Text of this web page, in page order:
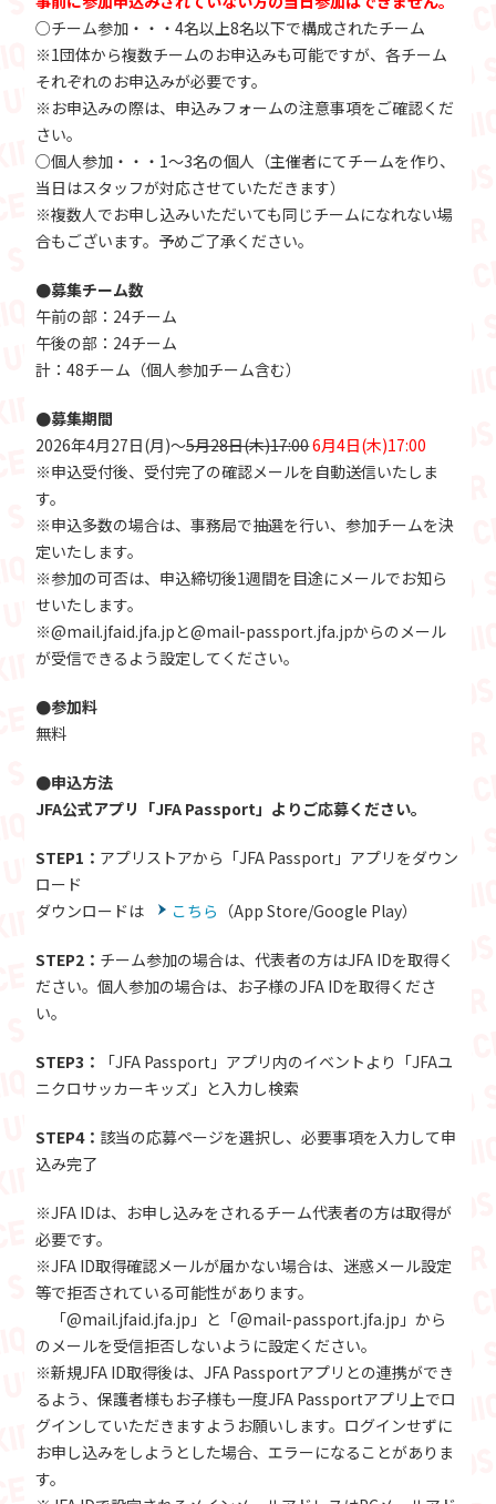
○チーム参加・・・4名以上8名以下で構成されたチーム
※1団体から複数チームのお申込みも可能ですが、各チーム
それぞれのお申込みが必要です。
※お申込みの際は、申込みフォームの注意事項をご確認くだ
さい。
○個人参加・・・1～3名の個人（主催者にてチームを作り、
当日はスタッフが対応させていただきます）
※複数人でお申し込みいただいても同じチームになれない場
合もございます。予めご了承ください。
●募集チーム数
午前の部：24チーム
午後の部：24チーム
計：48チーム（個人参加チーム含む）
●募集期間
2026年4月27日(月)～5月28日(木)17:006月4日(木)17:00
※申込受付後、受付完了の確認メールを自動送信いたしま
す。
※申込多数の場合は、事務局で抽選を行い、参加チームを決
定いたします。
※参加の可否は、申込締切後1週間を目途にメールでお知ら
せいたします。
※@mail.jfaid.jfa.jpと@mail-passport.jfa.jpからのメール
が受信できるよう設定してください。
●参加料
無料
●申込方法
JFA公式アプリ「JFA Passport」よりご応募ください。
STEP1： アプリストアから「JFA Passport」アプリをダウン
ロード
ダウンロードは
こちら （App Store/Google Play）
STEP2： チーム参加の場合は、代表者の方はJFA IDを取得く
ださい。個人参加の場合は、お子様のJFA IDを取得くださ
い。
STEP3：
「JFA Passport」アプリ内のイベントより「JFAユ
ニクロサッカーキッズ」と入力し検索
STEP4： 該当の応募ページを選択し、必要事項を入力して申
込み完了
※JFA IDは、お申し込みをされるチーム代表者の方は取得が
必要です。
※JFA ID取得確認メールが届かない場合は、迷惑メール設定
等で拒否されている可能性があります。
「@mail.jfaid.jfa.jp」と「@mail-passport.jfa.jp」から
のメールを受信拒否しないように設定ください。
※新規JFA ID取得後は、JFA Passportアプリとの連携ができ
るよう、保護者様もお子様も一度JFA Passportアプリ上でロ
グインしていただきますようお願いします。ログインせずに
お申し込みをしようとした場合、エラーになることがありま
す。